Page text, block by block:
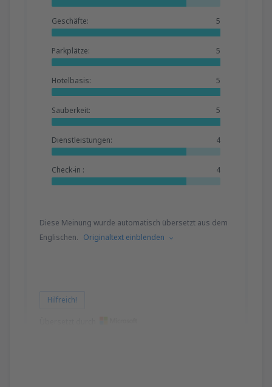
Geschäfte: 5
Parkplätze: 5
Hotelbasis: 5
Sauberkeit: 5
Dienstleistungen: 4
Check-in : 4
Diese Meinung wurde automatisch übersetzt aus dem
Englischen. Originaltext einblenden
Hilfreich!